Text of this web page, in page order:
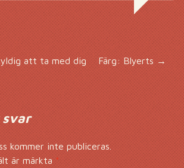
att ta med dig Färg: Blyerts →
svar
kommer inte publiceras.
är märkta*